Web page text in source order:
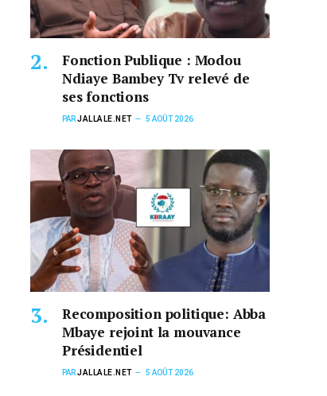
Fonction Publique : Modou
Ndiaye Bambey Tv relevé de
ses fonctions
PARJALLALE.NET 5 AOÛT 2026
Recomposition politique: Abba
Mbaye rejoint la mouvance
Présidentiel
PARJALLALE.NET 5 AOÛT 2026